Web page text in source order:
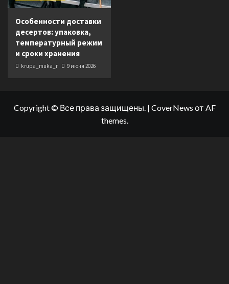
Особенности доставки
десертов: упаковка,
температурный режим
и сроки хранения
krupa_muka_r 9 июня 2026
Copyright © Все права защищены. | CoverNews от AF
themes.